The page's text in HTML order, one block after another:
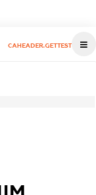
CAHEADER.GETTEST